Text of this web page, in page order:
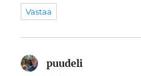
Vastaa
puudeli